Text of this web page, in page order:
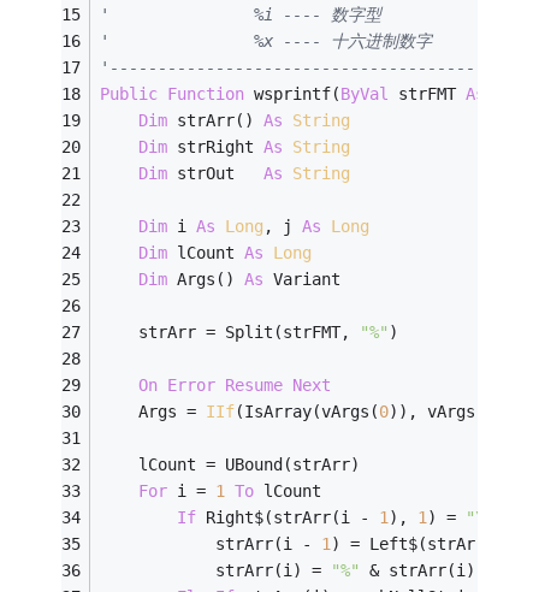
'               %i ---- 数字型
'               %x ---- 十六进制数字
Public Function wsprintf(ByVal strFMT As
Dim strArr() As
String
Dim strRight As
String
Dim strOut As String
Dim i As Long , j As
Long
Dim lCount As
Long
Dim Args() As Variant
    strArr = Split(strFMT,
"%" )
On Error Resume Next
    Args =
IIf(IsArray(vArgs(0)), vArgs(
    lCount = UBound(strArr)
For i = 1 To lCount
If Right$(strArr(i - 1), 1) = "\"
            strArr(i -
1) = Left$(strArr(i -
            strArr(i) =
"%"
& strArr(i)